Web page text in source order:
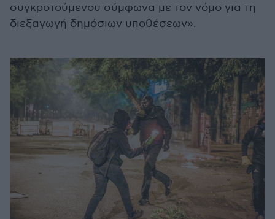
συγκροτούμενου σύμφωνα με τον νόμο για τη
διεξαγωγή δημόσιων υποθέσεων».